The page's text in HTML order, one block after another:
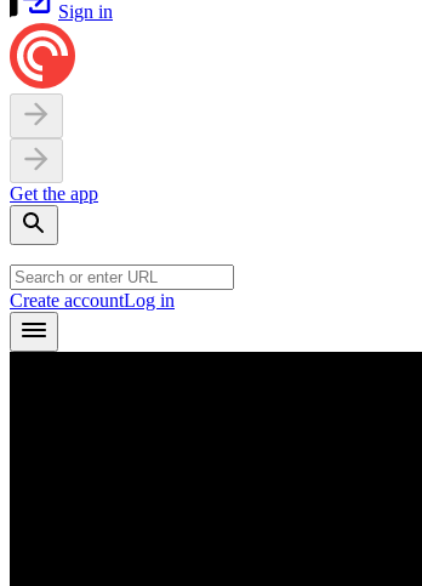
Sign in
Get the app
Create accountLog in